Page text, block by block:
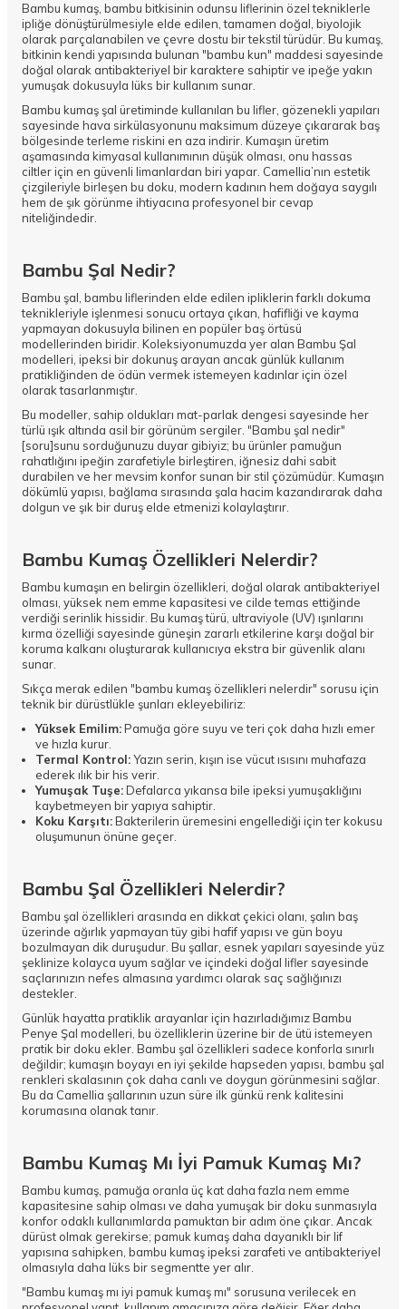
Bambu kumaş, bambu bitkisinin odunsu liflerinin özel tekniklerle
ipliğe dönüştürülmesiyle elde edilen, tamamen doğal, biyolojik
olarak parçalanabilen ve çevre dostu bir tekstil türüdür. Bu kumaş,
bitkinin kendi yapısında bulunan "bambu kun" maddesi sayesinde
doğal olarak antibakteriyel bir karaktere sahiptir ve ipeğe yakın
yumuşak dokusuyla lüks bir kullanım sunar.
Bambu kumaş şal üretiminde kullanılan bu lifler, gözenekli yapıları
sayesinde hava sirkülasyonunu maksimum düzeye çıkararak baş
bölgesinde terleme riskini en aza indirir. Kumaşın üretim
aşamasında kimyasal kullanımının düşük olması, onu hassas
ciltler için en güvenli limanlardan biri yapar. Camellia’nın estetik
çizgileriyle birleşen bu doku, modern kadının hem doğaya saygılı
hem de şık görünme ihtiyacına profesyonel bir cevap
niteliğindedir.
Bambu Şal Nedir?
Bambu şal, bambu liflerinden elde edilen ipliklerin farklı dokuma
teknikleriyle işlenmesi sonucu ortaya çıkan, hafifliği ve kayma
yapmayan dokusuyla bilinen en popüler baş örtüsü
modellerinden biridir. Koleksiyonumuzda yer alan Bambu Şal
modelleri, ipeksi bir dokunuş arayan ancak günlük kullanım
pratikliğinden de ödün vermek istemeyen kadınlar için özel
olarak tasarlanmıştır.
Bu modeller, sahip oldukları mat-parlak dengesi sayesinde her
türlü ışık altında asil bir görünüm sergiler. "Bambu şal nedir"
[soru]sunu sorduğunuzu duyar gibiyiz; bu ürünler pamuğun
rahatlığını ipeğin zarafetiyle birleştiren, iğnesiz dahi sabit
durabilen ve her mevsim konfor sunan bir stil çözümüdür. Kumaşın
dökümlü yapısı, bağlama sırasında şala hacim kazandırarak daha
dolgun ve şık bir duruş elde etmenizi kolaylaştırır.
Bambu Kumaş Özellikleri Nelerdir?
Bambu kumaşın en belirgin özellikleri, doğal olarak antibakteriyel
olması, yüksek nem emme kapasitesi ve cilde temas ettiğinde
verdiği serinlik hissidir. Bu kumaş türü, ultraviyole (UV) ışınlarını
kırma özelliği sayesinde güneşin zararlı etkilerine karşı doğal bir
koruma kalkanı oluşturarak kullanıcıya ekstra bir güvenlik alanı
sunar.
Sıkça merak edilen "bambu kumaş özellikleri nelerdir" sorusu için
teknik bir dürüstlükle şunları ekleyebiliriz:
Yüksek Emilim:Pamuğa göre suyu ve teri çok daha hızlı emer
ve hızla kurur.
Termal Kontrol:Yazın serin, kışın ise vücut ısısını muhafaza
ederek ılık bir his verir.
Yumuşak Tuşe:Defalarca yıkansa bile ipeksi yumuşaklığını
kaybetmeyen bir yapıya sahiptir.
Koku Karşıtı:Bakterilerin üremesini engellediği için ter kokusu
oluşumunun önüne geçer.
Bambu Şal Özellikleri Nelerdir?
Bambu şal özellikleri arasında en dikkat çekici olanı, şalın baş
üzerinde ağırlık yapmayan tüy gibi hafif yapısı ve gün boyu
bozulmayan dik duruşudur. Bu şallar, esnek yapıları sayesinde yüz
şeklinize kolayca uyum sağlar ve içindeki doğal lifler sayesinde
saçlarınızın nefes almasına yardımcı olarak saç sağlığınızı
destekler.
Günlük hayatta pratiklik arayanlar için hazırladığımızBambu
Penye Şal modelleri, bu özelliklerin üzerine bir de ütü istemeyen
pratik bir doku ekler. Bambu şal özellikleri sadece konforla sınırlı
değildir; kumaşın boyayı en iyi şekilde hapseden yapısı, bambu şal
renkleri skalasının çok daha canlı ve doygun görünmesini sağlar.
Bu da Camellia şallarının uzun süre ilk günkü renk kalitesini
korumasına olanak tanır.
Bambu Kumaş Mı İyi Pamuk Kumaş Mı?
Bambu kumaş, pamuğa oranla üç kat daha fazla nem emme
kapasitesine sahip olması ve daha yumuşak bir doku sunmasıyla
konfor odaklı kullanımlarda pamuktan bir adım öne çıkar. Ancak
dürüst olmak gerekirse; pamuk kumaş daha dayanıklı bir lif
yapısına sahipken, bambu kumaş ipeksi zarafeti ve antibakteriyel
olmasıyla daha lüks bir segmentte yer alır.
"Bambu kumaş mı iyi pamuk kumaş mı" sorusuna verilecek en